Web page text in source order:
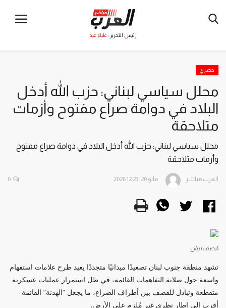
رئيس التحرير : علياء عيد
حصري
محلل سياسي لبناني: حزب الله أدخل
البلاد في دوامة صراع مفتوح وأزمات
متلاحقة
محلل سياسي لبناني: حزب الله أدخل البلاد في دوامة صراع مفتوح
وأزمات متلاحقة
العرب مباشر مايو 20, 2026 12:23 0
قصف لبنان
تشهد منطقة جنوب لبنان تصعيدًا ميدانيًا متجددًا يعيد طرح علامات استفهام
واسعة حول صلابة التفاهمات القائمة، في ظل استمرار عمليات عسكرية
متقطعة وتبادل للقصف بين أطراف الصراع، ما يجعل “الهدنة” القائمة
أقرب إلى إطار نظري غير مُلزم على الأرض.